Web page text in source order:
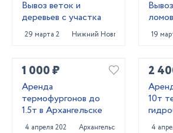
Вывоз веток и
деревьев с участка
29 марта 2025 Нижний Новгород 19
1 000 ₽
Аренда
термофургонов до
1.5т в Архангельске
4 апреля 2025 Архангельск
2
10т
4